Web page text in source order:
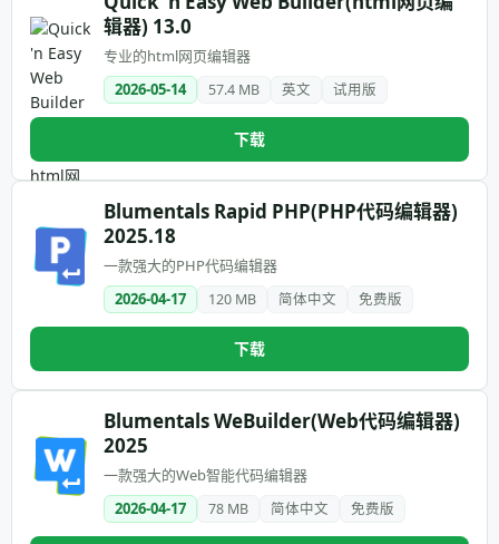
辑器) 13.0
专业的html网页编辑器
2026-05-14
57.4 MB 英文 试用版
下载
Blumentals Rapid PHP(PHP代码编辑器)
2025.18
一款强大的PHP代码编辑器
2026-04-17
120 MB 简体中文 免费版
下载
Blumentals WeBuilder(Web代码编辑器)
2025
一款强大的Web智能代码编辑器
2026-04-17
78 MB 简体中文 免费版